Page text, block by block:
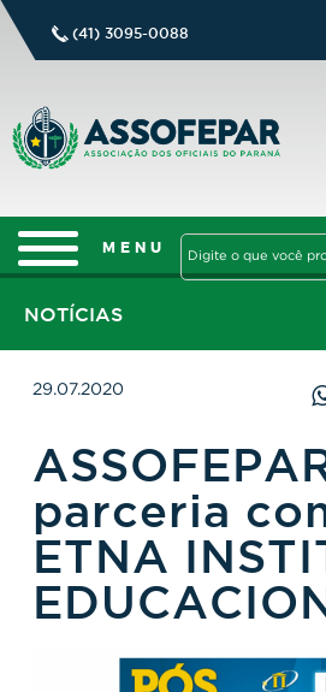
(41) 3095-0088
NOTÍCIAS
29.07.2020
parceria
ETNA